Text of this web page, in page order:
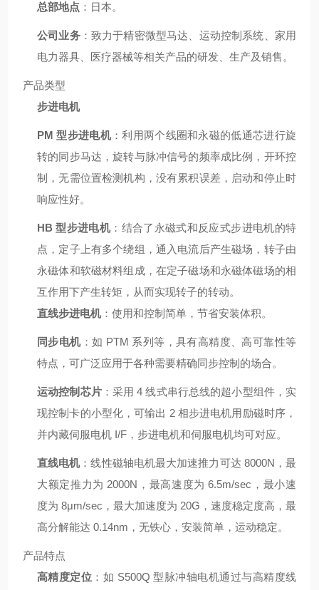
总部地点 ：日本。
公司业务：致力于精密微型马达、运动控制系统、家用
电力器具、医疗器械等相关产品的研发、生产及销售。
产品类型
步进电机
PM 型步进电机：利用两个线圈和永磁的低通芯进行旋
转的同步马达，旋转与脉冲信号的频率成比例，开环控
制，无需位置检测机构，没有累积误差，启动和停止时
响应性好。
HB 型步进电机：结合了永磁式和反应式步进电机的特
点，定子上有多个绕组，通入电流后产生磁场，转子由
永磁体和软磁材料组成，在定子磁场和永磁体磁场的相
互作用下产生转矩，从而实现转子的转动。
直线步进电机：使用和控制简单，节省安装体积。
同步电机：如 PTM 系列等，具有高精度、高可靠性等
特点，可广泛应用于各种需要精确同步控制的场合。
运动控制芯片：采用 4 线式串行总线的超小型组件，实
现控制卡的小型化，可输出 2 相步进电机用励磁时序，
并内藏伺服电机 I/F，步进电机和伺服电机均可对应。
直线电机：线性磁轴电机最大加速推力可达 8000N，最
大额定推力为 2000N，最高速度为 6.5m/sec，最小速
度为 8μm/sec，最大加速度为 20G，速度稳定度高，最
高分解能达 0.14nm，无铁心，安装简单，运动稳定。
产品特点
高精度定位 ：如 S500Q 型脉冲轴电机通过与高精度线